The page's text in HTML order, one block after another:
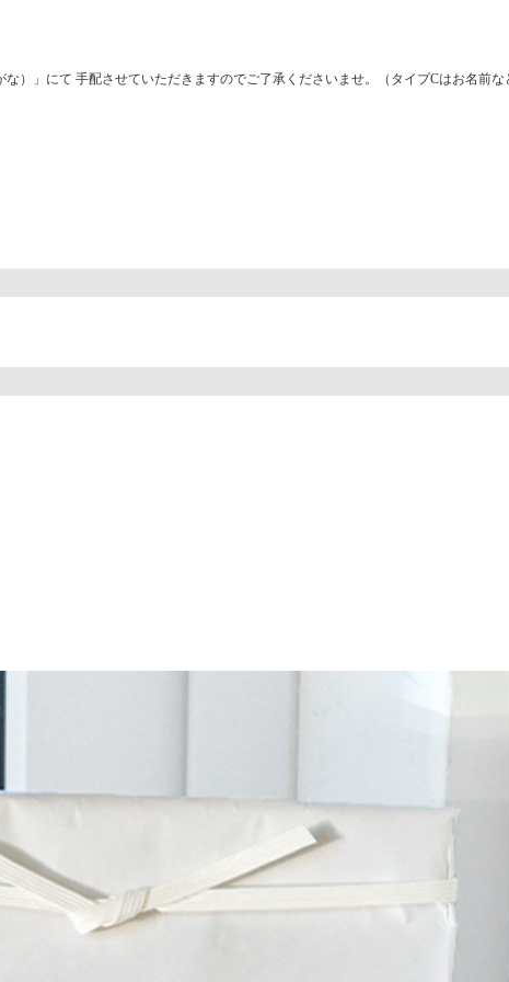
」にて 手配させていただきますのでご了承くださいませ。（タイプCはお名前な